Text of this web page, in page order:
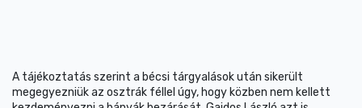
A tájékoztatás szerint a bécsi tárgyalások után sikerült
megegyezniük az osztrák féllel úgy, hogy közben nem kellett